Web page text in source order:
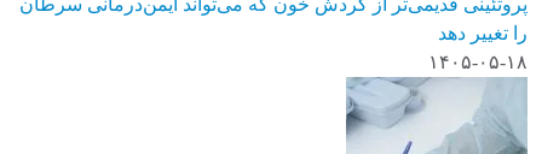
پروتئینی قدیمی‌تر از گردش خون که می‌تواند ایمن‌درمانی سرطان
را تغییر دهد
۱۴۰۵-۰۵-۱۸